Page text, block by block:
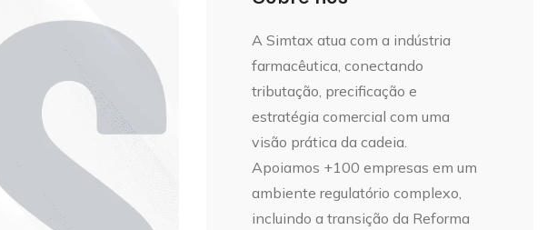
A Simtax atua com a indústria
farmacêutica, conectando
tributação, precificação e
estratégia comercial com uma
visão prática da cadeia.
Apoiamos +100 empresas em um
ambiente regulatório complexo,
incluindo a transição da Reforma